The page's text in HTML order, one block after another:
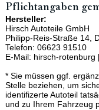
Pflichtangaben
Hersteller:
Hirsch Autoteile GmbH
Philipp-Reis-Straße 14,
Telefon: 06623 91510
E-Mail: hirsch-
* Sie müssen ggf.
Stelle beziehen, um
identifizerte Autoteil
und zu Ihrem Fahrzeug